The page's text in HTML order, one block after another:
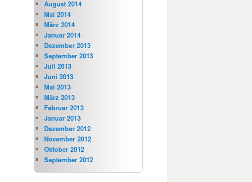
August 2014
Mai 2014
März 2014
Januar 2014
Dezember 2013
September 2013
Juli 2013
Juni 2013
Mai 2013
März 2013
Februar 2013
Januar 2013
Dezember 2012
November 2012
Oktober 2012
September 2012